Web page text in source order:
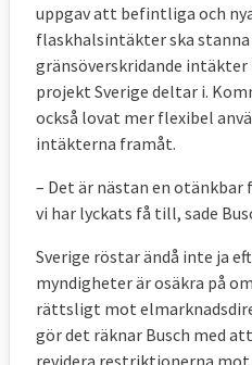
uppgav att befintliga och
flaskhalsintäkter ska stanna
gränsöverskridande
projekt Sverige deltar i.
också lovat mer flexibel
intäkterna framåt.
– Det är nästan en
vi har lyckats få till, sade
Sverige röstar ändå inte ja
myndigheter är osäkra på
rättsligt mot
gör det räknar Busch med
revidera restriktionerna